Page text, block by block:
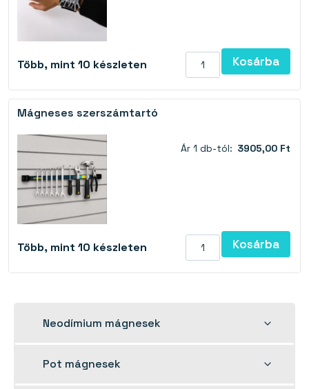
Több, mint 10 készleten Kosárba
Mágneses szerszámtartó
Ár 1 db-tól: 3905,00 Ft
Több, mint 10 készleten Kosárba
Neodímium mágnesek
Toggle
Pot mágnesek
Toggle